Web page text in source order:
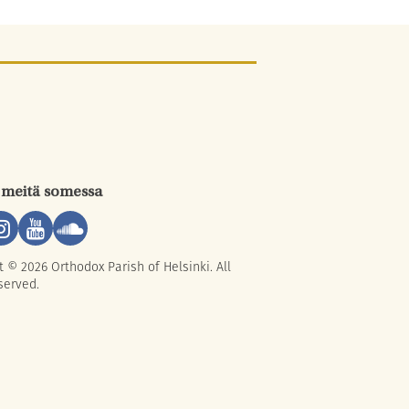
somessa
© 2026 Orthodox Parish of Helsinki. All